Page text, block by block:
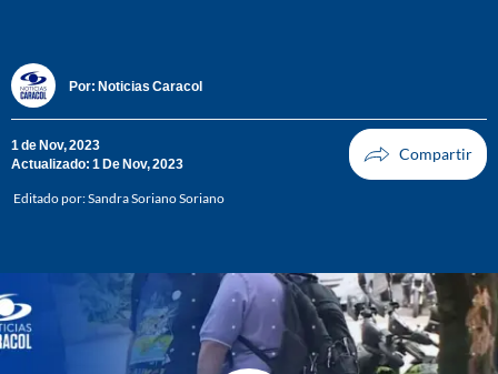
Por: Noticias Caracol
1 de Nov, 2023
Actualizado: 1 De Nov, 2023
Editado por:Sandra Soriano Soriano